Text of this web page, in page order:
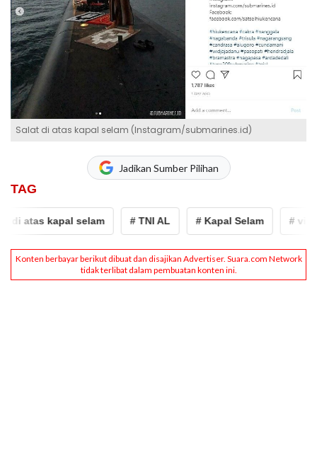
Salat di atas kapal selam (Instagram/submarines.id)
Jadikan Sumber Pilihan
TAG
atas kapal selam # TNI AL # Kapal Selam # viral